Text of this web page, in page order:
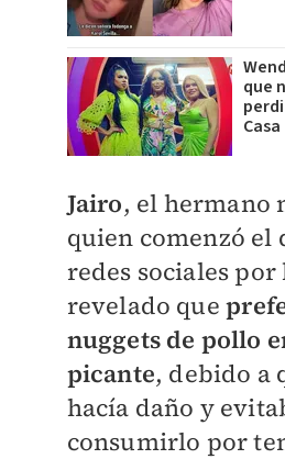
que
Jairo, el hermano
quien comenzó el
redes sociales por
revelado que
nuggets de pollo
picante, debido a
hacía daño y
consumirlo por